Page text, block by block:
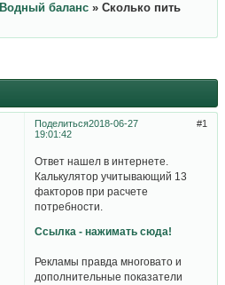
Водный баланс » Сколько пить
Поделиться 1
2018-06-27
19:01:42
Ответ нашел в интернете.
Калькулятор учитывающий 13
факторов при расчете
потребности.
Ссылка - нажимать сюда!
Рекламы правда многовато и
дополнительные показатели